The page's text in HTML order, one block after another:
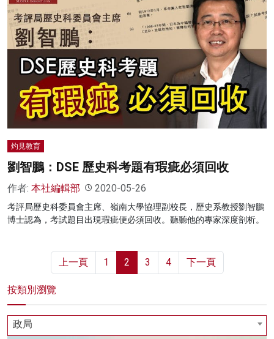
灼見教育
劉智鵬：DSE 歷史科考題有瑕疵必須回收
作者: 本社編輯部 2020-05-26
考評局歷史科委員會主席、嶺南大學協理副校長，歷史系教授劉智鵬
博士認為，考試題目出現瑕疵便必須回收。聽聽他的專家深度剖析。
上一頁 1 2 3 4 下一頁
按類別瀏覽
政局